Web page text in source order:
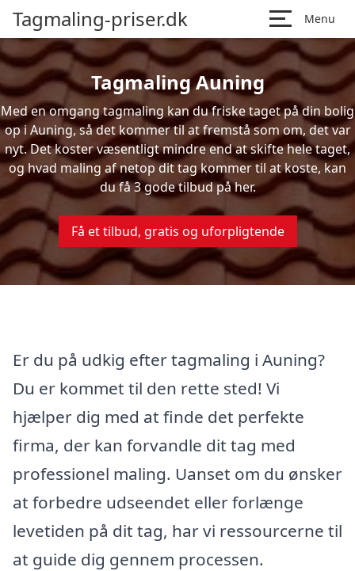
Tagmaling-priser.dk Menu
Tagmaling Auning
Med en omgang tagmaling kan du friske taget på din bolig
op i Auning, så det kommer til at fremstå som om, det var
nyt. Det koster væsentligt mindre end at skifte hele taget,
og hvad maling af netop dit tag kommer til at koste, kan
du få 3 gode tilbud på her.
Få et tilbud, gratis og uforpligtende
Er du på udkig efter tagmaling i Auning?
Du er kommet til den rette sted! Vi
hjælper dig med at finde det perfekte
firma, der kan forvandle dit tag med
professionel maling. Uanset om du ønsker
at forbedre udseendet eller forlænge
levetiden på dit tag, har vi ressourcerne til
at guide dig gennem processen.